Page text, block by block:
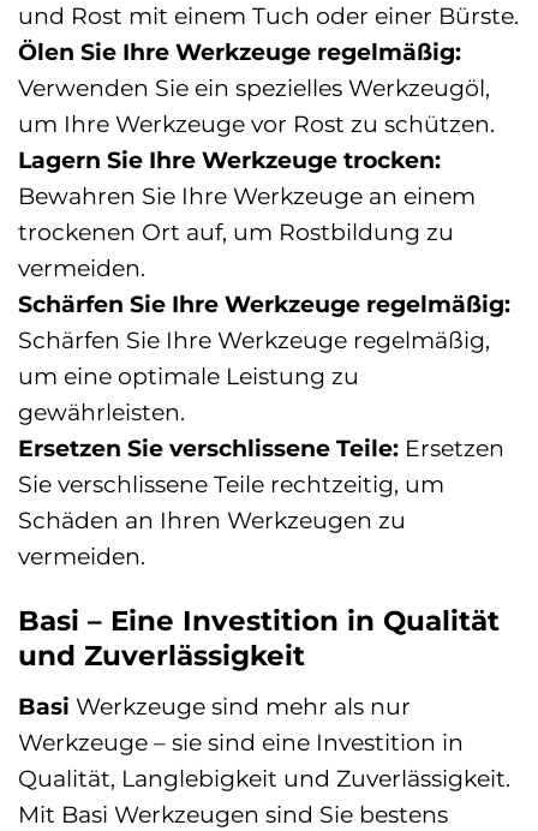
und Rost mit einem Tuch oder einer Bürste.
Ölen Sie Ihre Werkzeuge regelmäßig:
Verwenden Sie ein spezielles Werkzeugöl,
um Ihre Werkzeuge vor Rost zu schützen.
Lagern Sie Ihre Werkzeuge trocken:
Bewahren Sie Ihre Werkzeuge an einem
trockenen Ort auf, um Rostbildung zu
vermeiden.
Schärfen Sie Ihre Werkzeuge regelmäßig:
Schärfen Sie Ihre Werkzeuge regelmäßig,
um eine optimale Leistung zu
gewährleisten.
Ersetzen Sie verschlissene Teile: Ersetzen
Sie verschlissene Teile rechtzeitig, um
Schäden an Ihren Werkzeugen zu
vermeiden.
Basi – Eine Investition in Qualität
und Zuverlässigkeit
Basi Werkzeuge sind mehr als nur
Werkzeuge – sie sind eine Investition in
Qualität, Langlebigkeit und Zuverlässigkeit.
Mit Basi Werkzeugen sind Sie bestens